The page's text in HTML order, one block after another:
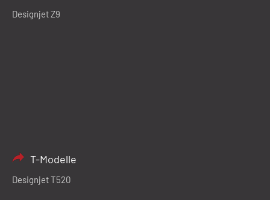
Designjet Z9
T-Modelle
Designjet T520